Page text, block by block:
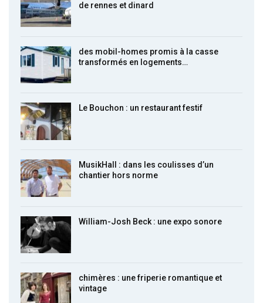
de rennes et dinard
des mobil-homes promis à la casse
transformés en logements…
Le Bouchon : un restaurant festif
MusikHall : dans les coulisses d’un
chantier hors norme
William-Josh Beck : une expo sonore
chimères : une friperie romantique et
vintage